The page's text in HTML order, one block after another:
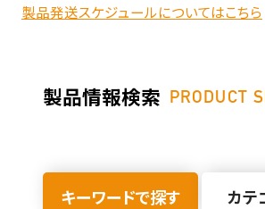
製品発送スケジュールについてはこちら
製品情報検索 PRODUCT
キーワードで探す カテ